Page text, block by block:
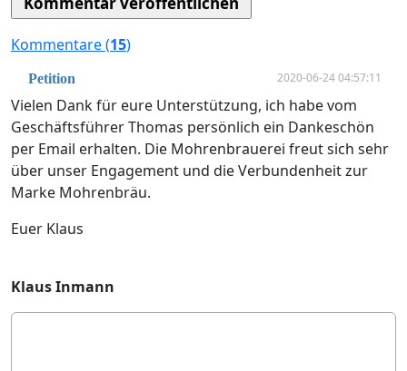
Kommentare (15)
Petition 2020-06-24 04:57:11
Vielen Dank für eure Unterstützung, ich habe vom
Geschäftsführer Thomas persönlich ein Dankeschön
per Email erhalten. Die Mohrenbrauerei freut sich sehr
über unser Engagement und die Verbundenheit zur
Marke Mohrenbräu.
Euer Klaus
Klaus Inmann